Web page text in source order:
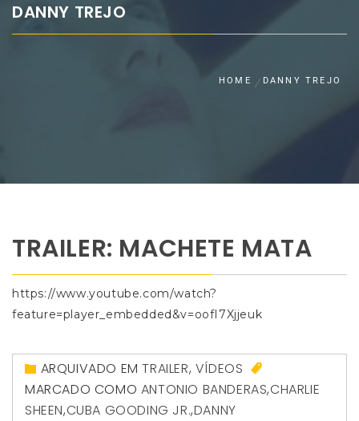
DANNY TREJO
HOME DANNY TREJO
TRAILER: MACHETE MATA
https://www.youtube.com/watch?
feature=player_embedded&v=oofI7Xjjeuk
ARQUIVADO EMTRAILER, VÍDEOS
MARCADO COMO ANTONIO BANDERAS,CHARLIE
SHEEN,CUBA GOODING JR.,DANNY